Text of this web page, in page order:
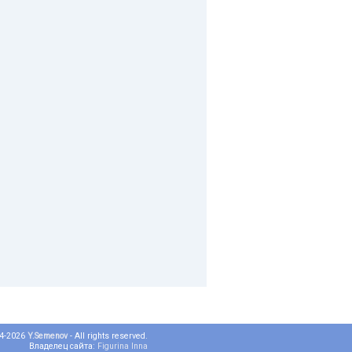
2026 Y.Semenov - All rights reserved.
Владелец сайта: Figurina Inna